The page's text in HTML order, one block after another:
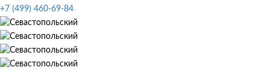
+7 (499) 460-69-84